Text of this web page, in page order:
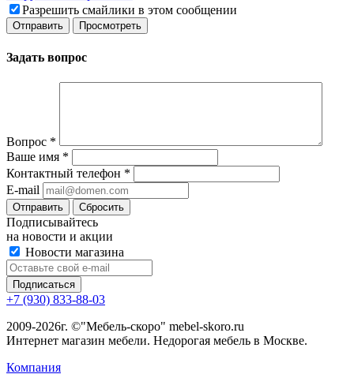
Разрешить смайлики в этом сообщении
Задать вопрос
Вопрос *
Ваше имя *
Контактный телефон *
E-mail
Сбросить
Подписывайтесь
на новости и акции
Новости магазина
+7 (930) 833-88-03
2009-2026г. ©"Мебель-скоро" mebel-skoro.ru
Интернет магазин мебели. Недорогая мебель в Москве.
Компания